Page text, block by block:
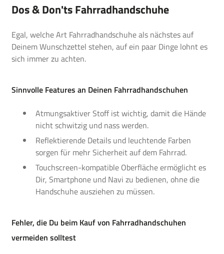
Dos & Don'ts Fahrradhandschuhe
Egal, welche Art Fahrradhandschuhe als nächstes auf
Deinem Wunschzettel stehen, auf ein paar Dinge lohnt es
sich immer zu achten.
Sinnvolle Features an Deinen Fahrradhandschuhen
Atmungsaktiver Stoff ist wichtig, damit die Hände
nicht schwitzig und nass werden.
Reflektierende Details und leuchtende Farben
sorgen für mehr Sicherheit auf dem Fahrrad.
Touchscreen-kompatible Oberfläche ermöglicht es
Dir, Smartphone und Navi zu bedienen, ohne die
Handschuhe ausziehen zu müssen.
Fehler, die Du beim Kauf von Fahrradhandschuhen
vermeiden solltest